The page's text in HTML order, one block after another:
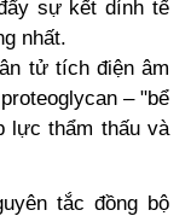
sự kết dính tế
nhất.
tử tích điện âm
– "bể
lực thẩm thấu và
tắc đồng bộ